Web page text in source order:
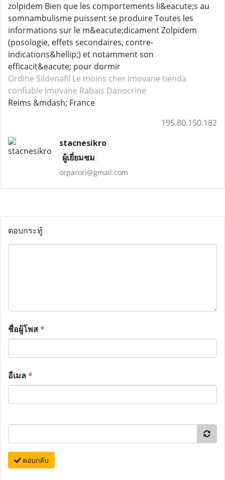
zolpidem Bien que les comportements li&eacute;s au
somnambulisme puissent se produire Toutes les
informations sur le m&eacute;dicament Zolpidem
(posologie, effets secondaires, contre-
indications&hellip;) et notamment son
efficacit&eacute; pour dormir
Ordine Sildenafil Le moins cher Imovane tienda
confiable Imovane Rabais Danocrine
Reims &mdash; France
195.80.150.182
stacnesikro
ผู้เยี่ยมชม
orparori@gmail.com
ตอบกระทู้
ชื่อผู้โพส*
อีเมล*
ตอบกลับ